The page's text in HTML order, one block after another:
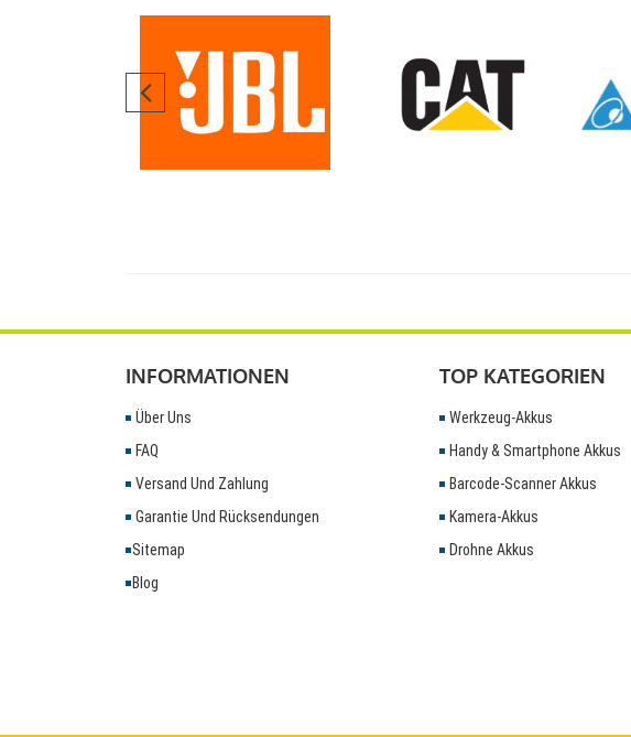
INFORMATIONEN
Über Uns
FAQ
Versand Und Zahlung
Garantie Und Rücksendungen
Sitemap
Blog
TOP KATEGORIEN
Werkzeug-Akkus
Handy & Smartphone Akkus
Barcode-Scanner Akkus
Kamera-Akkus
Drohne Akkus